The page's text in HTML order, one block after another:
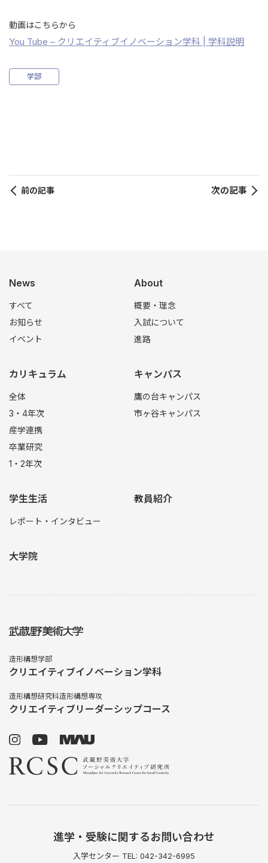
動画はこちらから
You Tube – クリエイティブイノベーション学科 | 学科説明
学部
前の記事 次の記事
News
すべて
お知らせ
イベント
About
概要・理念
入試について
進路
カリキュラム
全体
3・4年次
産学連携
卒業研究
1・2年次
キャンパス
鷹の台キャンパス
市ヶ谷キャンパス
学生生活
レポート・インタビュー
教員紹介
大学院
造形構想学部
クリエイティブイノベーション学科
造形構想研究科造形構想専攻
クリエイティブリーダーシップコース
進学・受験に関するお問い合わせ
入学センター TEL: 042-342-6995